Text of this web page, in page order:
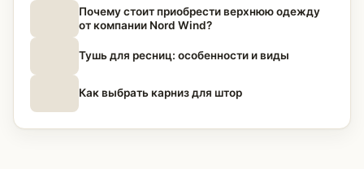
Почему стоит приобрести верхнюю одежду
от компании Nord Wind?
Тушь для ресниц: особенности и виды
Как выбрать карниз для штор